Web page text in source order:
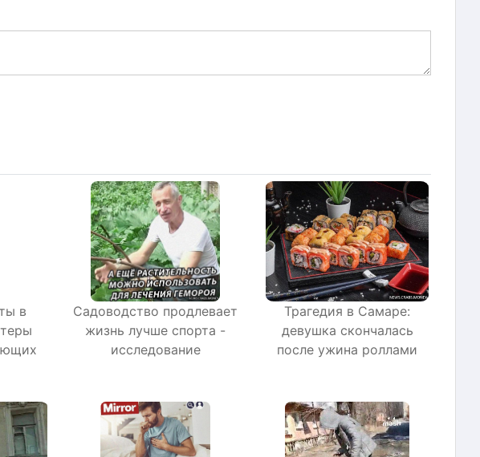
в
Садоводство продлевает
жизнь лучше спорта -
исследование
Трагедия в Самаре:
девушка скончалась
после ужина роллами